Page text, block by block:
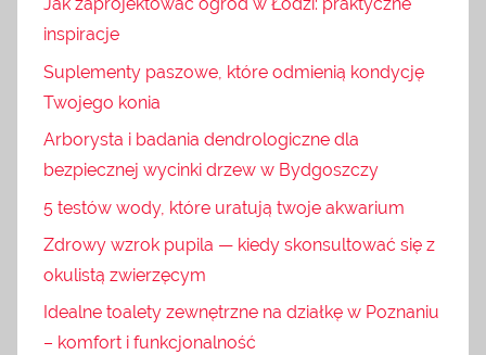
Jak zaprojektować ogród w Łodzi: praktyczne
inspiracje
Suplementy paszowe, które odmienią kondycję
Twojego konia
Arborysta i badania dendrologiczne dla
bezpiecznej wycinki drzew w Bydgoszczy
5 testów wody, które uratują twoje akwarium
Zdrowy wzrok pupila — kiedy skonsultować się z
okulistą zwierzęcym
Idealne toalety zewnętrzne na działkę w Poznaniu
– komfort i funkcjonalność